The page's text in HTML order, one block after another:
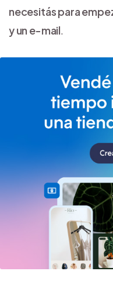
necesitás para
y un e-mail